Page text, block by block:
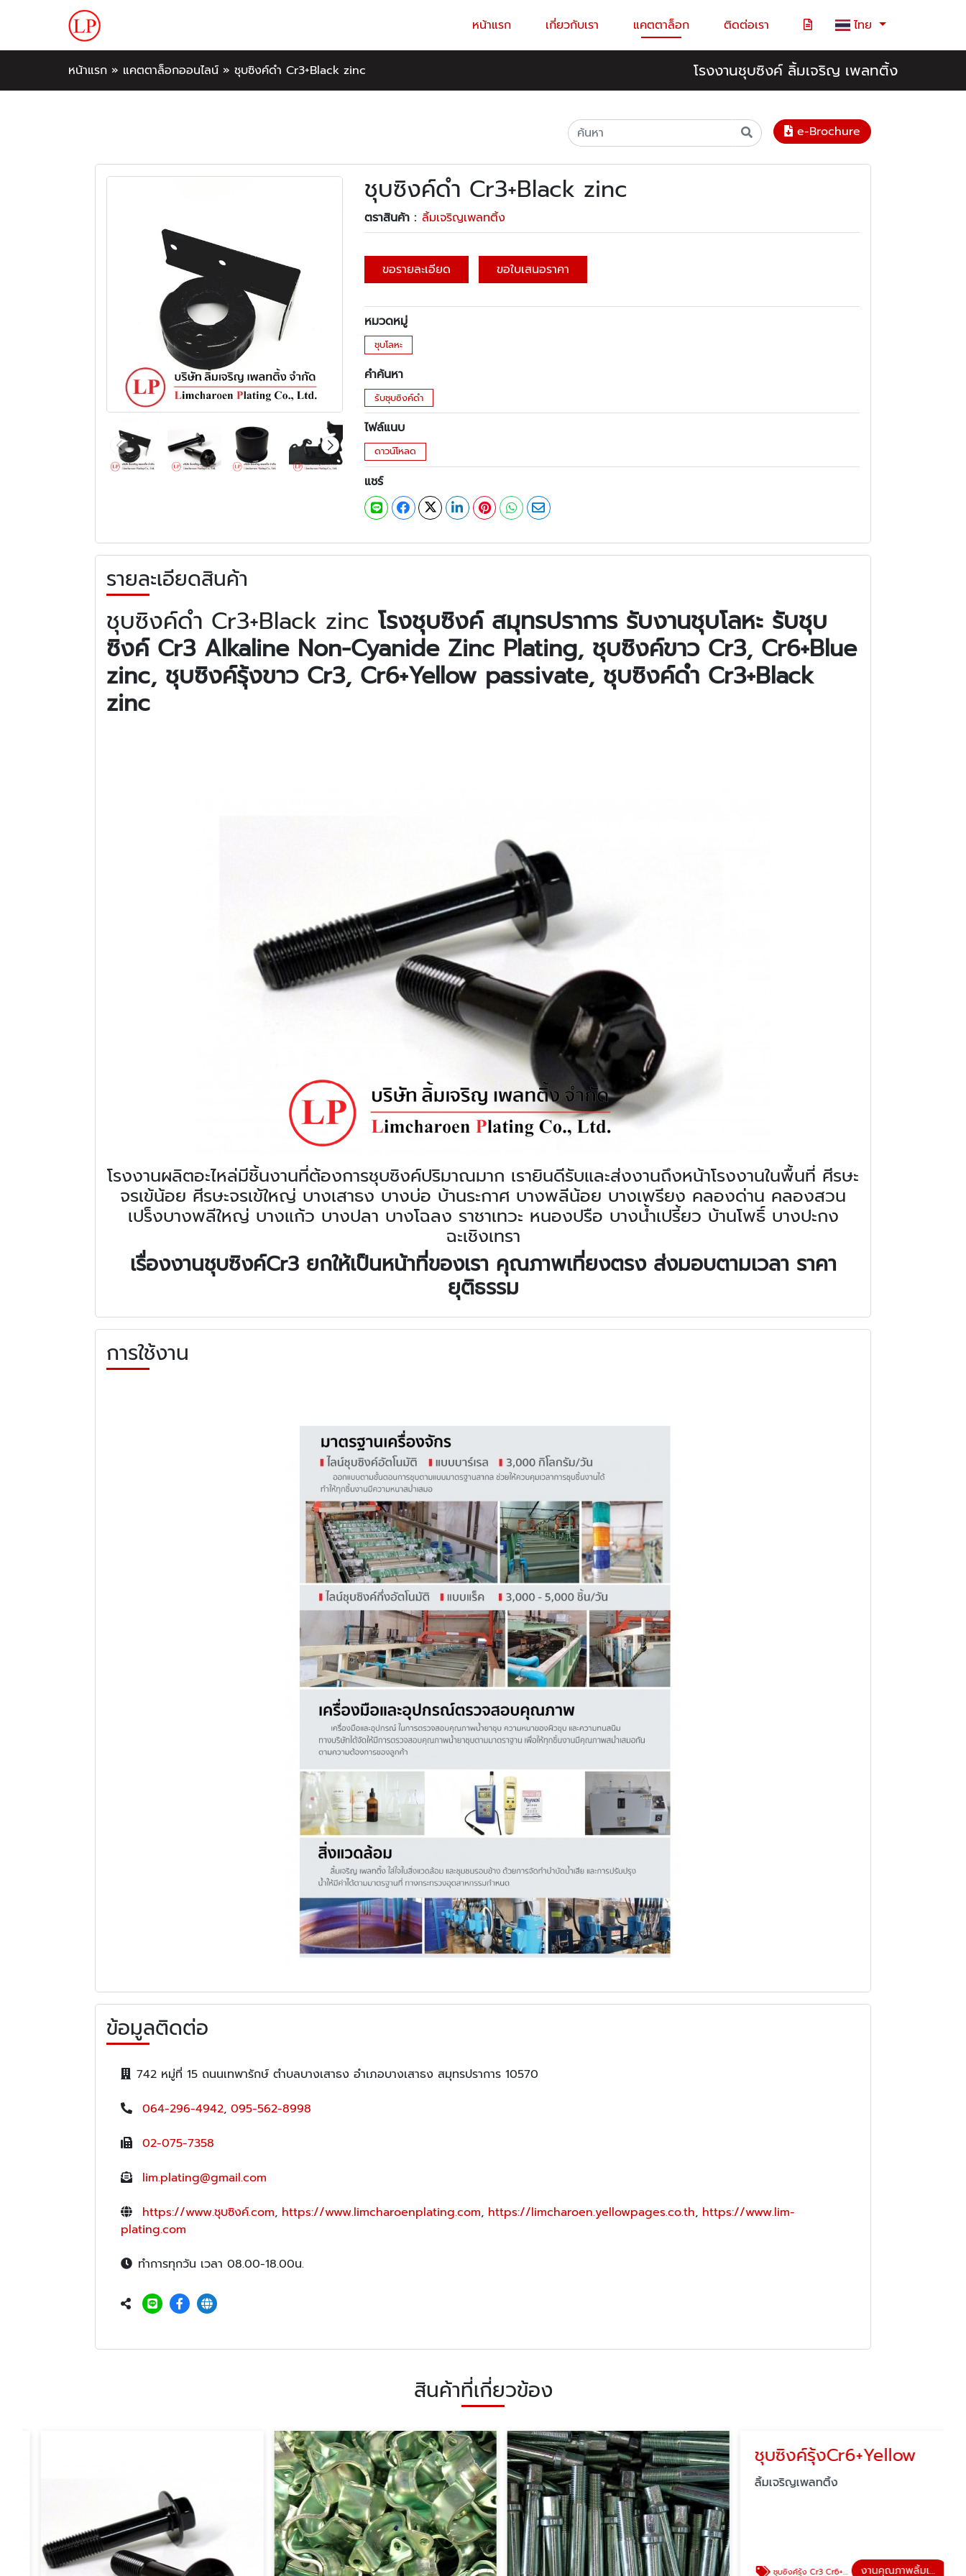
หน้าแรก เกี่ยวกับเรา แคตตาล็อก ติดต่อเรา ไทย
หน้าแรก » แคตตาล็อกออนไลน์ » ชุบซิงค์ดำ Cr3+Black zinc โรงงานชุบซิงค์ ลิ้มเจริญ เพลทติ้ง
e-Brochure
ชุบซิงค์ดำ Cr3+Black zinc
ตราสินค้า : ลิ้มเจริญเพลทติ้ง
ขอรายละเอียด ขอใบเสนอราคา
หมวดหมู่
ชุบโลหะ
คำค้นหา
รับชุบซิงค์ดำ
ไฟล์แนบ
ดาวน์โหลด
แชร์
รายละเอียดสินค้า
ชุบซิงค์ดำ Cr3+Black zinc โรงชุบซิงค์ สมุทรปราการ รับงานชุบโลหะ รับชุบ
ซิงค์ Cr3 Alkaline Non-Cyanide Zinc Plating, ชุบซิงค์ขาว Cr3, Cr6+Blue
zinc, ชุบซิงค์รุ้งขาว Cr3, Cr6+Yellow passivate, ชุบซิงค์ดำ Cr3+Black
zinc
โรงงานผลิตอะไหล่มีชิ้นงานที่ต้องการชุบซิงค์ปริมาณมาก เรายินดีรับและส่งงานถึงหน้าโรงงานในพื้นที่ ศีรษะ
จรเข้น้อย ศีรษะจรเข้ใหญ่ บางเสาธง บางบ่อ บ้านระกาศ บางพลีน้อย บางเพรียง คลองด่าน คลองสวน
เปร็งบางพลีใหญ่ บางแก้ว บางปลา บางโฉลง ราชาเทวะ หนองปรือ บางน้ำเปรี้ยว บ้านโพธิ์ บางปะกง
ฉะเชิงเทรา
เรื่องงานชุบซิงค์Cr3 ยกให้เป็นหน้าที่ของเรา คุณภาพเที่ยงตรง ส่งมอบตามเวลา ราคา
ยุติธรรม
การใช้งาน
ข้อมูลติดต่อ
742 หมู่ที่ 15 ถนนเทพารักษ์ ตำบลบางเสาธง อำเภอบางเสาธง สมุทรปราการ 10570
064-296-4942, 095-562-8998
02-075-7358
lim.plating@gmail.com
https://www.ชุบซิงค์.com, https://www.limcharoenplating.com, https://limcharoen.yellowpages.co.th, https://www.lim-
plating.com
ทำการทุกวัน เวลา 08.00-18.00น.
สินค้าที่เกี่ยวข้อง